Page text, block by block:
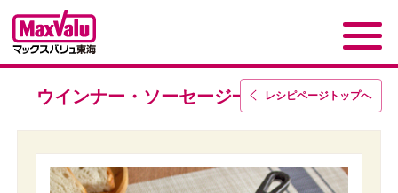
ウインナー・ソーセージ一覧レシピページトップへ